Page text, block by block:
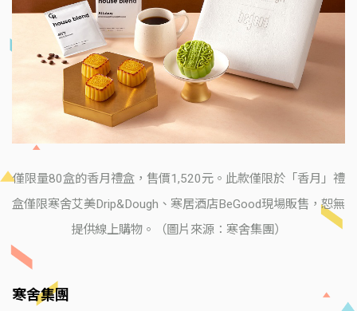
僅限量80盒的香月禮盒，售價1,520元。此款僅限於「香月」禮
盒僅限寒舍艾美Drip&Dough、寒居酒店BeGood現場販售，恕無
提供線上購物。（圖片來源：寒舍集團）
寒舍集團